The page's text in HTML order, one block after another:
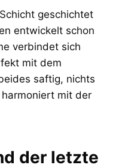
geschichtet
entwickelt schon
verbindet sich
mit dem
saftig, nichts
mit der
der letzte